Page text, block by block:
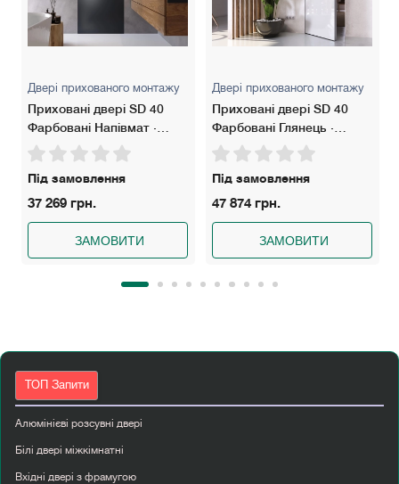
Двері прихованого монтажу
Приховані двері SD 40
Фарбовані Напівмат ·
Щитове полотно
Під замовлення
37 269 грн.
ЗАМОВИТИ
Двері прихованого монтажу
Приховані двері SD 40
Фарбовані Глянець ·
Алюмінієве полотно
Під замовлення
47 874 грн.
ЗАМОВИТИ
ТОП Запити
Алюмінієві розсувні двері
Білі двері міжкімнатні
Вхідні двері з фрамугою